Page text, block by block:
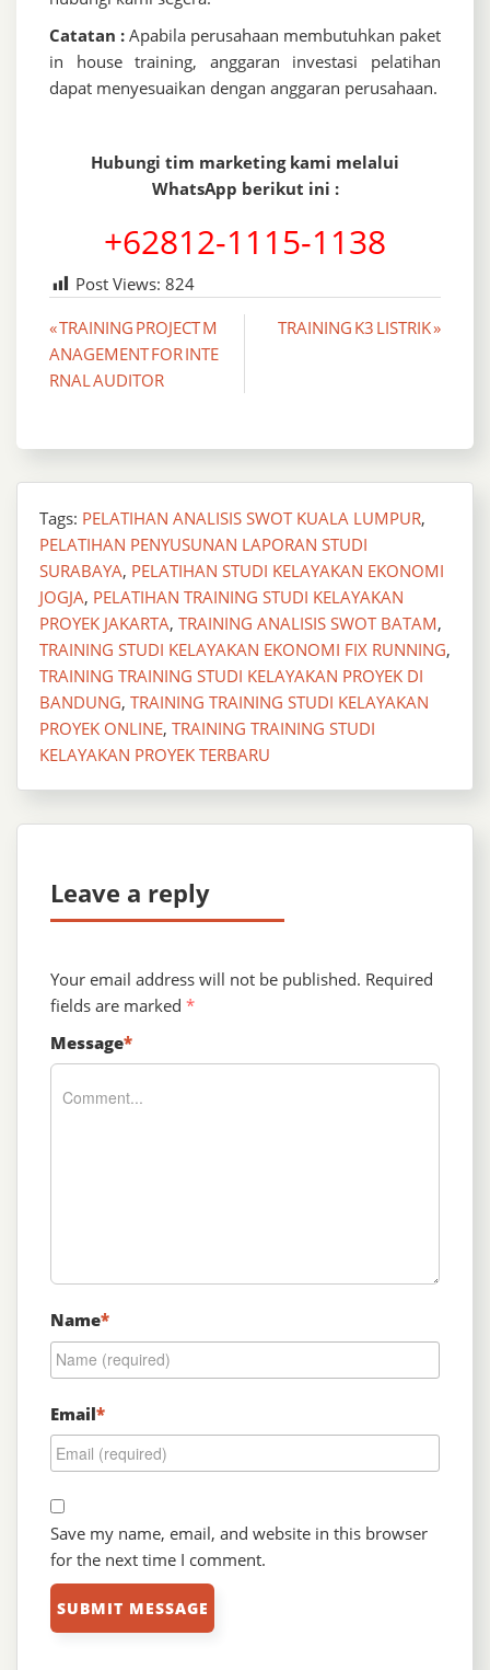
Catatan : Apabila perusahaan membutuhkan paket
in house training, anggaran investasi pelatihan
dapat menyesuaikan dengan anggaran perusahaan.
Hubungi tim marketing kami melalui
WhatsApp berikut ini :
+62812-1115-1138
Post Views: 824
Post
navigation
« TRAINING PROJECT M
ANAGEMENT FOR INTE
RNAL AUDITOR
TRAINING K3 LISTRIK »
Tags: PELATIHAN ANALISIS SWOT KUALA LUMPUR,
PELATIHAN PENYUSUNAN LAPORAN STUDI
SURABAYA, PELATIHAN STUDI KELAYAKAN EKONOMI
JOGJA, PELATIHAN TRAINING STUDI KELAYAKAN
PROYEK JAKARTA, TRAINING ANALISIS SWOT BATAM,
TRAINING STUDI KELAYAKAN EKONOMI FIX RUNNING,
TRAINING TRAINING STUDI KELAYAKAN PROYEK DI
BANDUNG, TRAINING TRAINING STUDI KELAYAKAN
PROYEK ONLINE, TRAINING TRAINING STUDI
KELAYAKAN PROYEK TERBARU
Leave a reply
Your email address will not be published. Required
fields are marked *
Message*
Name*
Email*
Save my name, email, and website in this browser
for the next time I comment.